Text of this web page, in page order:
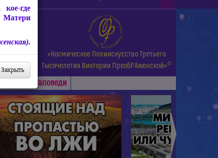
др.
«Космическое Полиискусство Третьего
Тысячелетия Виктории ПреобРАженской»©
Заповеди ►
где
Матери
Закрыть